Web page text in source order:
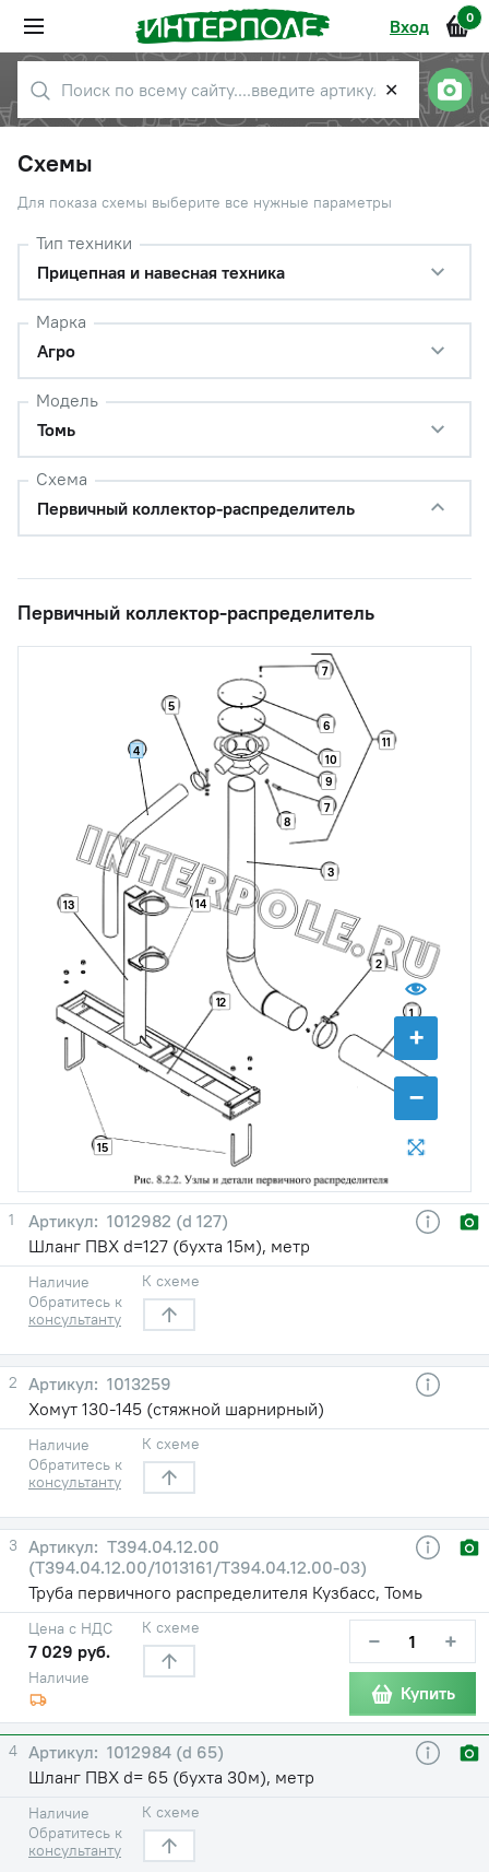
Вход 0
✕
Схемы
Для показа схемы выберите все нужные параметры
Тип техники
Прицепная и навесная техника
Марка
Агро
Модель
Томь
Схема
Первичный коллектор-распределитель
Первичный коллектор-распределитель
+
−
1
2
3
4
5
6
7
7
8
9
10
11
12
13 14
15
1
1012982 (d 127)
Шланг ПВХ d=127 (бухта 15м), метр
Наличие
Обратитесь к
консультанту
К схеме
2
1013259
Хомут 130-145 (стяжной шарнирный)
Наличие
Обратитесь к
консультанту
К схеме
3
Т394.04.12.00
(Т394.04.12.00/1013161/Т394.04.12.00-03)
Труба первичного распределителя Кузбасс, Томь
Наличие
Цена с НДС
7 029 руб.
К схеме − +
Купить
4
1012984 (d 65)
Шланг ПВХ d= 65 (бухта 30м), метр
Наличие
Обратитесь к
консультанту
К схеме